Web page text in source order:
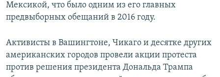
Мексикой, что было одним из его главных
предвыборных обещаний в 2016 году.
Активисты в Вашингтоне, Чикаго и десятке других
американских городов провели акции протеста
против решения президента Дональда Трампа